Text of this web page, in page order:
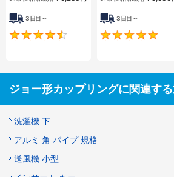
3日目～
4.5
3日目～
ジョー形カップリングに関連す
洗濯機 下
アルミ 角 パイプ 規格
送風機 小型